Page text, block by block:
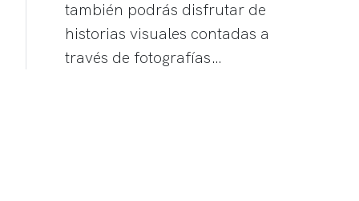
también podrás disfrutar de
historias visuales contadas a
través de fotografías…